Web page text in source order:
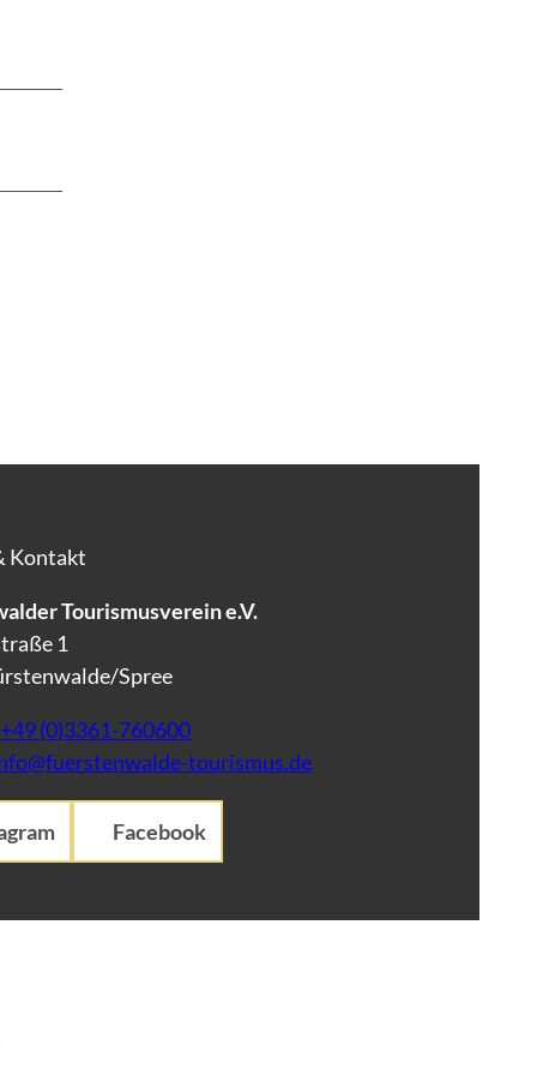
Kontakt
Tourismusverein e.V.
1
Spree
+49 (0)3361-760600
tourismus.de
Facebook